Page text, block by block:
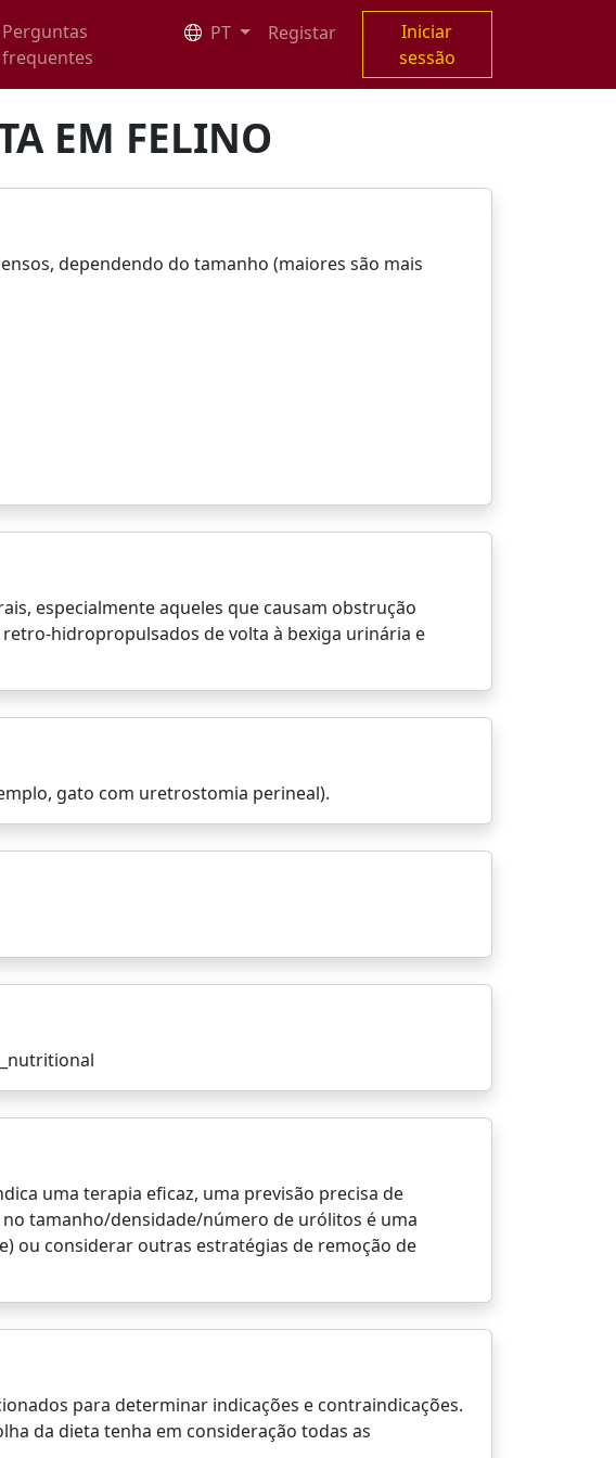
Perguntas
frequentes
PT Registar
Iniciar
sessão
EM FELINO
dependendo do tamanho (maiores são mais
especialmente aqueles que causam obstrução
hidropropulsados ​​de volta à bexiga urinária e
gato com uretrostomia perineal).
uma terapia eficaz, uma previsão precisa de
tamanho/densidade/número de urólitos é uma
ou considerar outras estratégias de remoção de
para determinar indicações e contraindicações.
da dieta tenha em consideração todas as